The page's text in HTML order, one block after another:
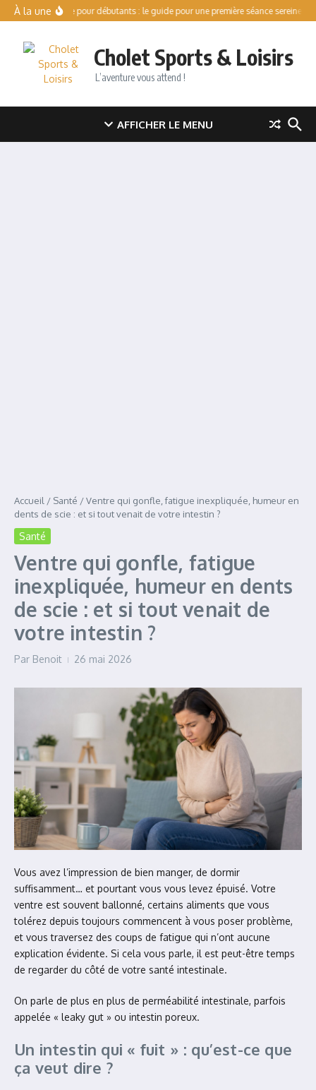
Aller au contenu
À la unePatinoire pour débutants : le guide pour une première séance sereine
Cholet Sports & Loisirs
L’aventure vous attend !
AFFICHER LE MENU
Accueil / Santé /Ventre qui gonfle, fatigue inexpliquée, humeur en
dents de scie : et si tout venait de votre intestin ?
Santé
Ventre qui gonfle, fatigue
inexpliquée, humeur en dents
de scie : et si tout venait de
votre intestin ?
Par Benoit 26 mai 2026
Vous avez l’impression de bien manger, de dormir
suffisamment… et pourtant vous vous levez épuisé. Votre
ventre est souvent ballonné, certains aliments que vous
tolérez depuis toujours commencent à vous poser problème,
et vous traversez des coups de fatigue qui n’ont aucune
explication évidente. Si cela vous parle, il est peut-être temps
de regarder du côté de votre santé intestinale.
On parle de plus en plus de perméabilité intestinale, parfois
appelée « leaky gut » ou intestin poreux.
Un intestin qui « fuit » : qu’est-ce que
ça veut dire ?